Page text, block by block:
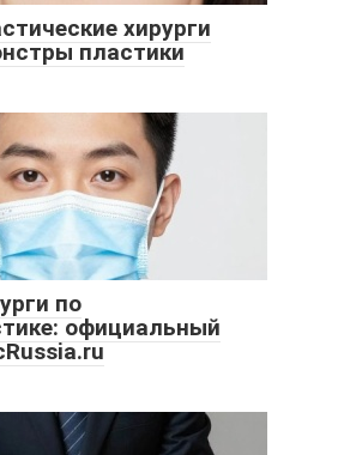
хирурги
пластики
по
официальный